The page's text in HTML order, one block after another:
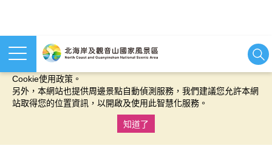
本網站使用cookies等相關技術以持續優化網站服務，並有助於為
Cookie使用政策。
另外，本網站也提供周邊景點自動偵測服務，我們建議您允許本網
站取得您的位置資訊，以開啟及使用此智慧化服務。
知道了